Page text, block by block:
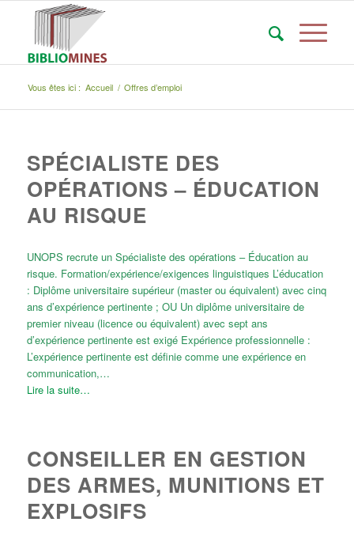
Vous êtes ici : Accueil / Offres d’emploi
SPÉCIALISTE DES
OPÉRATIONS – ÉDUCATION
AU RISQUE
UNOPS recrute un Spécialiste des opérations – Éducation au
risque. Formation/expérience/exigences linguistiques L’éducation
: Diplôme universitaire supérieur (master ou équivalent) avec cinq
ans d’expérience pertinente ; OU Un diplôme universitaire de
premier niveau (licence ou équivalent) avec sept ans
d’expérience pertinente est exigé Expérience professionnelle :
L’expérience pertinente est définie comme une expérience en
communication,…
Lire la suite…
CONSEILLER EN GESTION
DES ARMES, MUNITIONS ET
EXPLOSIFS